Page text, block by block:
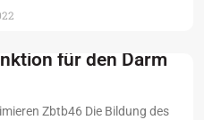
für den Darm
Zbtb46 Die Bildung des